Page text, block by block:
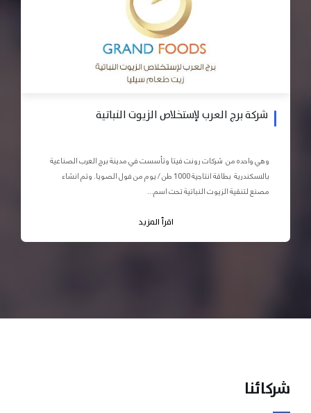
شركة برج العرب لإستخلاص الزيوت النباتية
وهي واحده من شركات رونت فيتا وتأسست في مدينة برج العرب الصناعية
بالاسكندرية بطاقة انتاجية 1000 طن / يوم من فول الصويا. وتم انشاء
مصنع لتنقية الزيوت النباتية تحت اسم...
اقرأ المزيد
شركائنا